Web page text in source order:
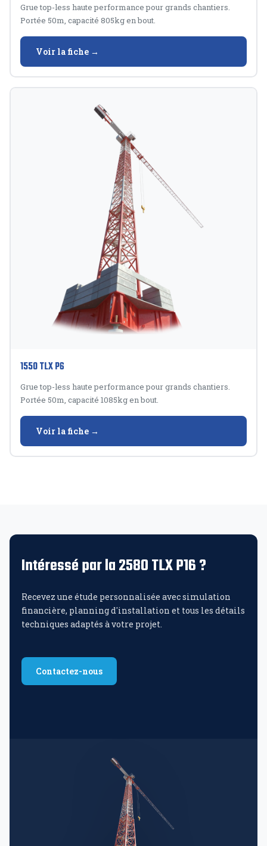
Grue top-less haute performance pour grands chantiers.
Portée 50m, capacité 805kg en bout.
Voir la fiche →
1550 TLX P6
Grue top-less haute performance pour grands chantiers.
Portée 50m, capacité 1085kg en bout.
Voir la fiche →
Intéressé par la 2580 TLX P16 ?
Recevez une étude personnalisée avec simulation
financière, planning d'installation et tous les détails
techniques adaptés à votre projet.
Contactez-nous